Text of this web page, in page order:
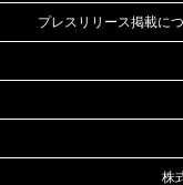
プレスリリース掲載に
株